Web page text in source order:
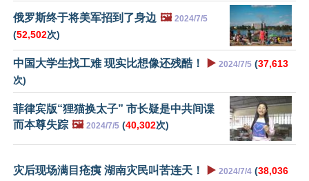
俄罗斯终于将美军招到了身边 🖼️ 2024/7/5
(52,502次)
中国大学生找工难 现实比想像还残酷！ ▶️ 2024/7/5 (37,613
次)
菲律宾版“狸猫换太子” 市长疑是中共间谍
而本尊失踪 🖼️ 2024/7/5 (40,302次)
灾后现场满目疮痍 湖南灾民叫苦连天！ ▶️ 2024/7/4 (38,036